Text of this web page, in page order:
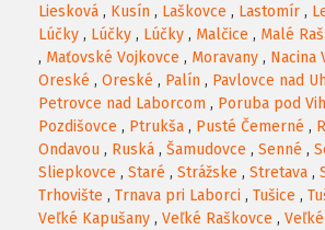
Liesková , Kusín , Laškovce , Lastomír ,
Lúčky , Lúčky , Lúčky , Malčice , Malé
, Maťovské Vojkovce , Moravany , Nacina
Oreské , Oreské , Palín , Pavlovce nad
Petrovce nad Laborcom , Poruba pod
Pozdišovce , Ptrukša , Pusté Čemerné ,
Ondavou , Ruská , Šamudovce , Senné ,
Sliepkovce , Staré , Strážske , Stretava ,
Trhovište , Trnava pri Laborci , Tušice ,
Veľké Kapušany , Veľké Raškovce ,